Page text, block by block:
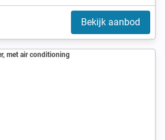
Bekijk aanbod